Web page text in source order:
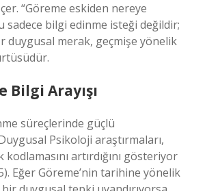
“Göreme eskiden nereye
sadece bilgi edinme isteği değildir;
duygusal merak, geçmişe yönelik
Bilgi Arayışı
süreçlerinde güçlü
Psikoloji araştırmaları,
artırdığını gösteriyor
Eğer Göreme’nin tarihine yönelik